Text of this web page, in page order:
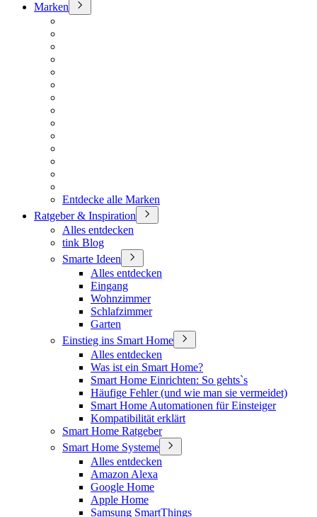
Marken
Entdecke alle Marken
Ratgeber & Inspiration
Alles entdecken
tink Blog
Smarte Ideen
Alles entdecken
Eingang
Wohnzimmer
Schlafzimmer
Garten
Einstieg ins Smart Home
Alles entdecken
Was ist ein Smart Home?
Smart Home Einrichten: So gehts`s
Häufige Fehler (und wie man sie vermeidet)
Smart Home Automationen für Einsteiger
Kompatibilität erklärt
Smart Home Ratgeber
Smart Home Systeme
Alles entdecken
Amazon Alexa
Google Home
Apple Home
Samsung SmartThings